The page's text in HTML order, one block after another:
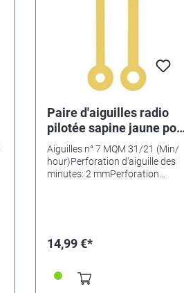
Paire d'aiguilles radio
pilotée sapine jaune poli
Long.:31mm
Aiguilles n° 7 MQM 31/21 (Min/
hour)Perforation d'aiguille des
minutes: 2 mmPerforation
14,99 €*